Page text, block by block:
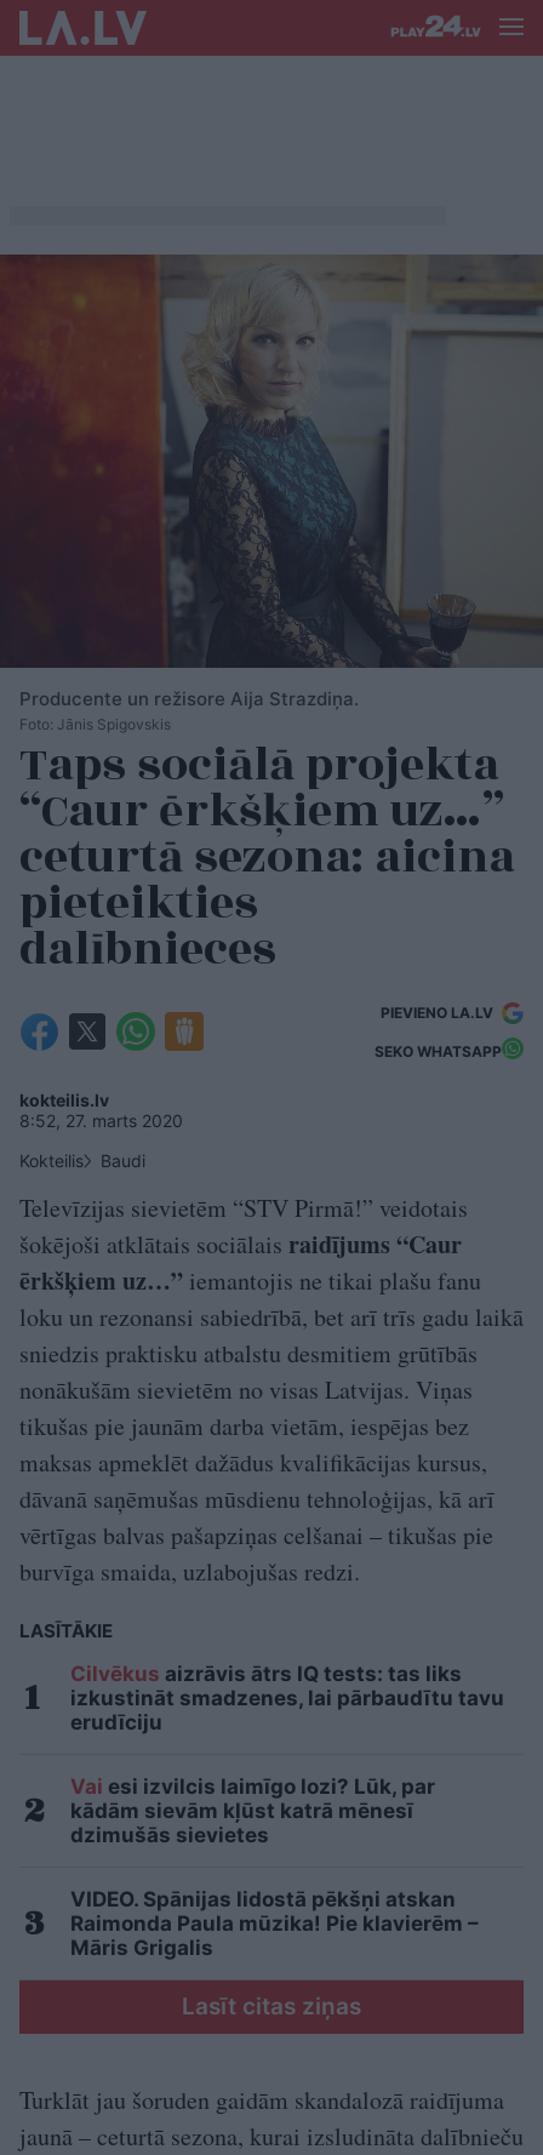
Producente un režisore Aija Strazdiņa.
Foto: Jānis Spigovskis
Taps sociālā projekta
“Caur ērkšķiem uz…”
ceturtā sezona: aicina
pieteikties
dalībnieces
PIEVIENO LA.LV
SEKO WHATSAPP
kokteilis.lv
8:52, 27. marts 2020
Kokteilis
Baudi
Televīzijas sievietēm “STV Pirmā!” veidotais
šokējoši atklātais sociālais raidījums “Caur
ērkšķiem uz…” iemantojis ne tikai plašu fanu
loku un rezonansi sabiedrībā, bet arī trīs gadu laikā
sniedzis praktisku atbalstu desmitiem grūtībās
nonākušām sievietēm no visas Latvijas. Viņas
tikušas pie jaunām darba vietām, iespējas bez
maksas apmeklēt dažādus kvalifikācijas kursus,
dāvanā saņēmušas mūsdienu tehnoloģijas, kā arī
vērtīgas balvas pašapziņas celšanai – tikušas pie
burvīga smaida, uzlabojušas redzi.
LASĪTĀKIE
Cilvēkus aizrāvis ātrs IQ tests: tas liks
izkustināt smadzenes, lai pārbaudītu tavu
erudīciju
Vai esi izvilcis laimīgo lozi? Lūk, par
kādām sievām kļūst katrā mēnesī
dzimušās sievietes
VIDEO. Spānijas lidostā pēkšņi atskan
Raimonda Paula mūzika! Pie klavierēm –
Māris Grigalis
Lasīt citas ziņas
Turklāt jau šoruden gaidām skandalozā raidījuma
jaunā – ceturtā sezona, kurai izsludināta dalībnieču